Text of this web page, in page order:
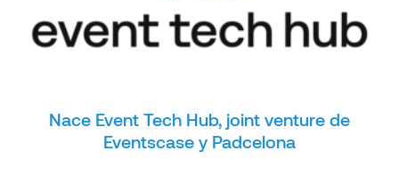
Nace Event Tech Hub, joint venture de
Eventscase y Padcelona